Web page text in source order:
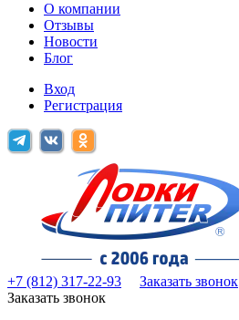
О компании
Отзывы
Новости
Блог
Вход
Регистрация
+7 (812) 317-22-93
Заказать звонок
Заказать звонок